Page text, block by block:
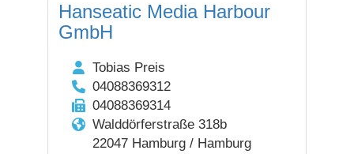
Hanseatic Media Harbour
GmbH
Tobias Preis
04088369312
04088369314
Walddörferstraße 318b
22047 Hamburg / Hamburg